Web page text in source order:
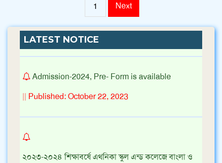
1 Next
LATEST NOTICE
২০২৪ সালে এস এস সি পরীক্ষার্থীদের শূভকামনা ।
|| Published: March 16, 2024
Admission-2024, Pre- Form is available
|| Published: October 22, 2023
২০২৩-২০২৪ শিক্ষাবর্ষে এথনিকা স্কুল এন্ড কলেজে বাংলা ও